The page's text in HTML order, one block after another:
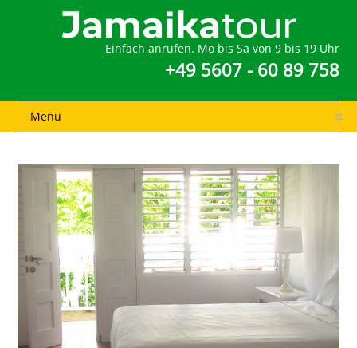
Einfach anrufen. Mo bis Sa von 9 bis 19 Uhr
+49 5607 - 60 89 758
Menu